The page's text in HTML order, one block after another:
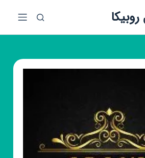
ش